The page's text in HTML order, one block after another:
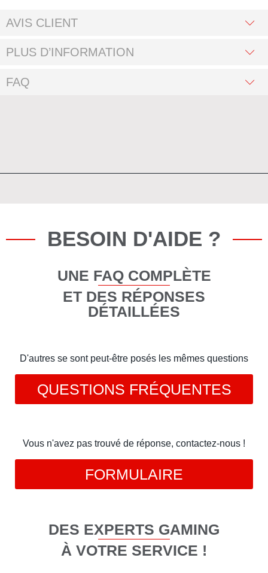
AVIS CLIENT
PLUS D’INFORMATION
FAQ
BESOIN D'AIDE ?
UNE FAQ COMPLÈTE
ET DES RÉPONSES
DÉTAILLÉES
D'autres se sont peut-être posés les mêmes questions
QUESTIONS FRÉQUENTES
Vous n'avez pas trouvé de réponse, contactez-nous !
FORMULAIRE
DES EXPERTS GAMING
À VOTRE SERVICE !